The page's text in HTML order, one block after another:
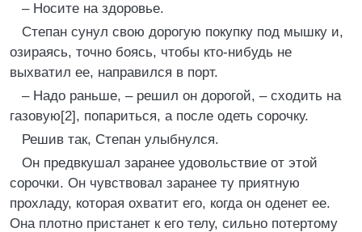
– Носите на здоровье.
Степан сунул свою дорогую покупку под мышку и,
озираясь, точно боясь, чтобы кто-нибудь не
выхватил ее, направился в порт.
– Надо раньше, – решил он дорогой, – сходить на
газовую[2], попариться, а после одеть сорочку.
Решив так, Степан улыбнулся.
Он предвкушал заранее удовольствие от этой
сорочки. Он чувствовал заранее ту приятную
прохладу, которая охватит его, когда он оденет ее.
Она плотно пристанет к его телу, сильно потертому